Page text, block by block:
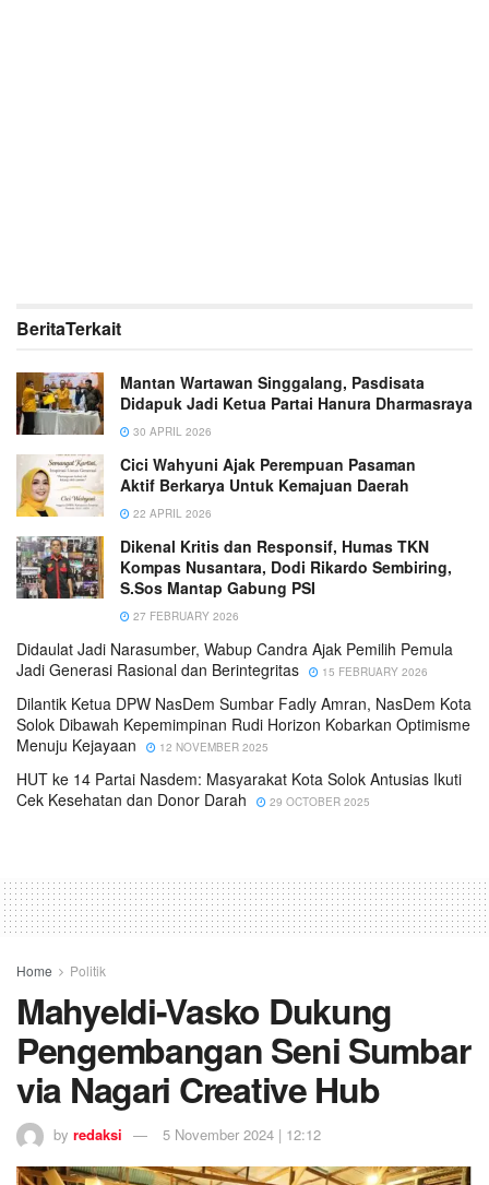
BeritaTerkait
Mantan Wartawan Singgalang, Pasdisata
Didapuk Jadi Ketua Partai Hanura Dharmasraya
30 APRIL 2026
Cici Wahyuni Ajak Perempuan Pasaman
Aktif Berkarya Untuk Kemajuan Daerah
22 APRIL 2026
Dikenal Kritis dan Responsif, Humas TKN
Kompas Nusantara, Dodi Rikardo Sembiring,
S.Sos Mantap Gabung PSI
27 FEBRUARY 2026
Didaulat Jadi Narasumber, Wabup Candra Ajak Pemilih Pemula
Jadi Generasi Rasional dan Berintegritas
15 FEBRUARY 2026
Dilantik Ketua DPW NasDem Sumbar Fadly Amran, NasDem Kota
Solok Dibawah Kepemimpinan Rudi Horizon Kobarkan Optimisme
Menuju Kejayaan
12 NOVEMBER 2025
HUT ke 14 Partai Nasdem: Masyarakat Kota Solok Antusias Ikuti
Cek Kesehatan dan Donor Darah
29 OCTOBER 2025
Home Politik
Mahyeldi-Vasko Dukung
Pengembangan Seni Sumbar
via Nagari Creative Hub
by redaksi 5 November 2024 | 12:12